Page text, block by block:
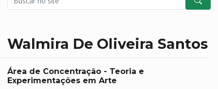
Walmira De Oliveira Santos
Área de Concentração - Teoria e
Experimentações em Arte